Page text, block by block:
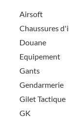
Airsoft
Chaussures
Douane
Equipement
Gants
Gendarmerie
Gilet Tactique
GK